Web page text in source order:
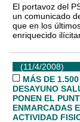
El portavoz del
un comunicado
que en los
enriquecido
(11/4/2008)
MÁS DE
DESAYUNO
PONEN EL
ENMARCADAS
ACTIVIDAD